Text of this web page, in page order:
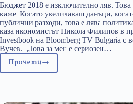
Бюджет 2018 е изключително ляв. Това
каже. Когато увеличаваш данъци,
публични разходи, това е лява
каза икономистът Никола Филипов в
Investbook на Bloomberg TV Bulgaria с
Вучев. „Това за мен е сериозен…
Прочети
Никола